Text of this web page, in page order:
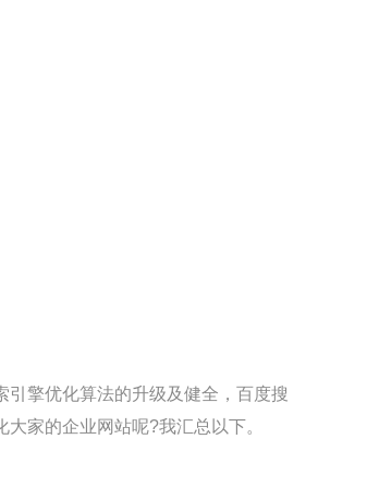
擎优化算法的升级及健全，百度搜
家的企业网站呢?我汇总以下。